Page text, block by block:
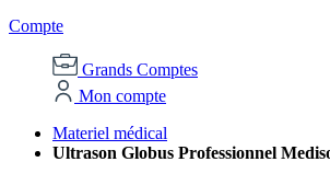
Compte
Grands Comptes
Mon compte
Materiel médical
Ultrason Globus Professionnel